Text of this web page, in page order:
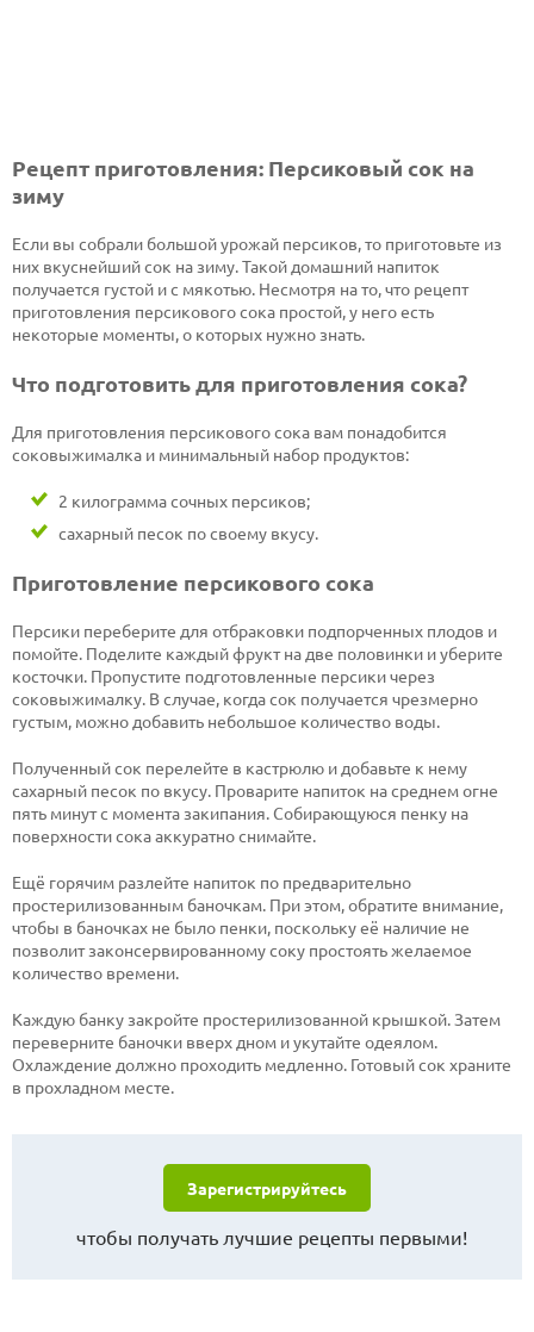
Рецепт приготовления: Персиковый сок на
зиму
Если вы собрали большой урожай персиков, то приготовьте из
них вкуснейший сок на зиму. Такой домашний напиток
получается густой и с мякотью. Несмотря на то, что рецепт
приготовления персикового сока простой, у него есть
некоторые моменты, о которых нужно знать.
Что подготовить для приготовления сока?
Для приготовления персикового сока вам понадобится
соковыжималка и минимальный набор продуктов:
2 килограмма сочных персиков;
сахарный песок по своему вкусу.
Приготовление персикового сока
Персики переберите для отбраковки подпорченных плодов и
помойте. Поделите каждый фрукт на две половинки и уберите
косточки. Пропустите подготовленные персики через
соковыжималку. В случае, когда сок получается чрезмерно
густым, можно добавить небольшое количество воды.
Полученный сок перелейте в кастрюлю и добавьте к нему
сахарный песок по вкусу. Проварите напиток на среднем огне
пять минут с момента закипания. Собирающуюся пенку на
поверхности сока аккуратно снимайте.
Ещё горячим разлейте напиток по предварительно
простерилизованным баночкам. При этом, обратите внимание,
чтобы в баночках не было пенки, поскольку её наличие не
позволит законсервированному соку простоять желаемое
количество времени.
Каждую банку закройте простерилизованной крышкой. Затем
переверните баночки вверх дном и укутайте одеялом.
Охлаждение должно проходить медленно. Готовый сок храните
в прохладном месте.
Зарегистрируйтесь
чтобы получать лучшие рецепты первыми!